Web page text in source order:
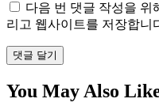
다음 번 댓글 작성을 위
리고 웹사이트를 저장합니
댓글 달기
You May Also